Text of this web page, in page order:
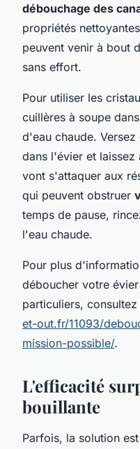
débouchage des
propriétés
peuvent venir à bout
sans effort.
Pour utiliser les
cuillères à soupe
d'eau chaude.
dans l'évier et laissez
vont s'attaquer aux
qui peuvent obstruer
temps de pause,
l'eau chaude.
Pour plus
déboucher votre
particuliers,
et-out.fr/11093/
mission-possible/.
L'efficacité
bouillante
Parfois, la solution